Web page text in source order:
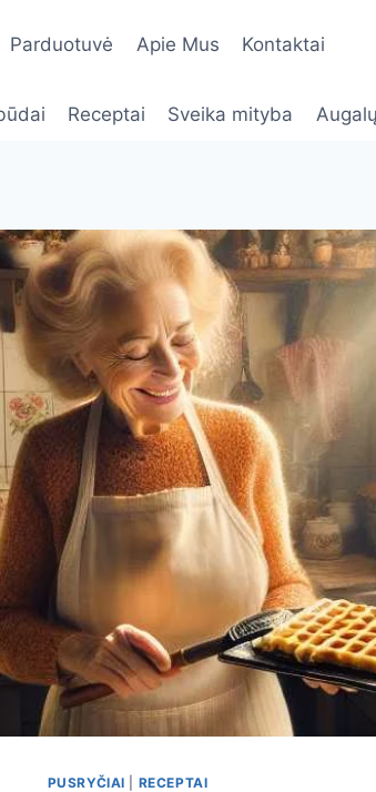
Parduotuvė Apie Mus Kontaktai
Receptai Sveika mityba
PUSRYČIAI RECEPTAI